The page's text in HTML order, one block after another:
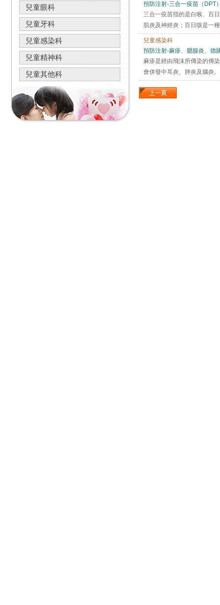
兒童眼科
兒童牙科
兒童感染科
兒童精神科
兒童其他科
預防注射-三合一疫苗（DPT
三合一疫苗指的是白喉、百
肌炎及神經炎；百日咳是一
兒童感染科
預防注射-麻疹、腮腺炎、德
麻疹是經由飛沫所傳染的傳
會併發中耳炎、肺炎及腦炎